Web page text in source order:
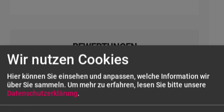
BEWERTUNGEN
UNSERE SERVICES
Wir nutzen Cookies
Hier können Sie einsehen und anpassen, welche Information wir
über Sie sammeln. Um mehr zu erfahren, lesen Sie bitte unsere
Datenschutzerklärung.